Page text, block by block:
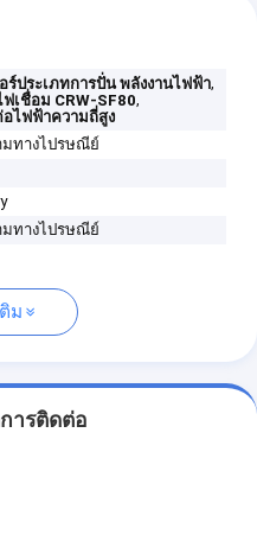
ร์ประเภทการปั่น พลังงานไฟฟ้า,
เชื่อม CRW-SF80,
อไฟฟ้าความถี่สูง
มทางไปรษณีย์
มทางไปรษณีย์
ม
ารติดต่อ